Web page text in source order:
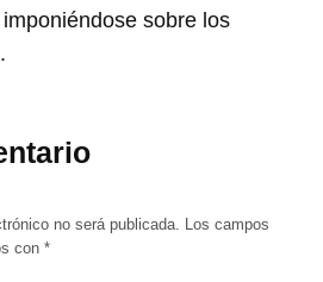
sobre los
no será publicada. Los campos
con*